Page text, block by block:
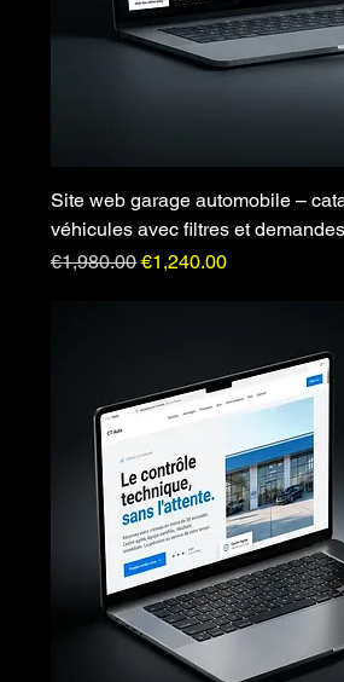
Site web garage automobile –
véhicules avec filtres et
Regular Price
€1,980.00Sale Price
€1,240.00